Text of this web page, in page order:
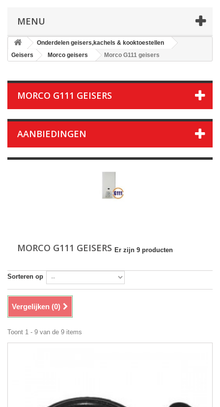
MENU
Onderdelen geisers,kachels & kooktoestellen
Geisers
Morco geisers Morco G111 geisers
MORCO G111 GEISERS
AANBIEDINGEN
MORCO G111 GEISERS Er zijn 9 producten
Sorteren op
Vergelijken (0)
Toont 1 - 9 van de 9 items